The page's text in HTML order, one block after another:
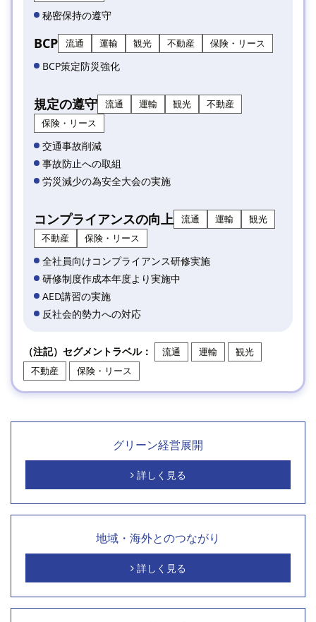
秘密保持の遵守
BCP 流通 運輸 観光 不動産 保険・リース
BCP策定防災強化
規定の遵守 流通 運輸 観光
不動産
保険・リース
交通事故削減
事故防止への取組
労災減少の為安全大会の実施
コンプライアンスの向上 流通 運輸
観光
不動産
保険・リース
全社員向けコンプライアンス研修実施
研修制度作成本年度より実施中
AED講習の実施
反社会的勢力への対応
（注記）セグメントラベル： 流通 運輸
観光
不動産
保険・リース
グリーン経営展開
詳しく見る
地域・海外とのつながり
詳しく見る